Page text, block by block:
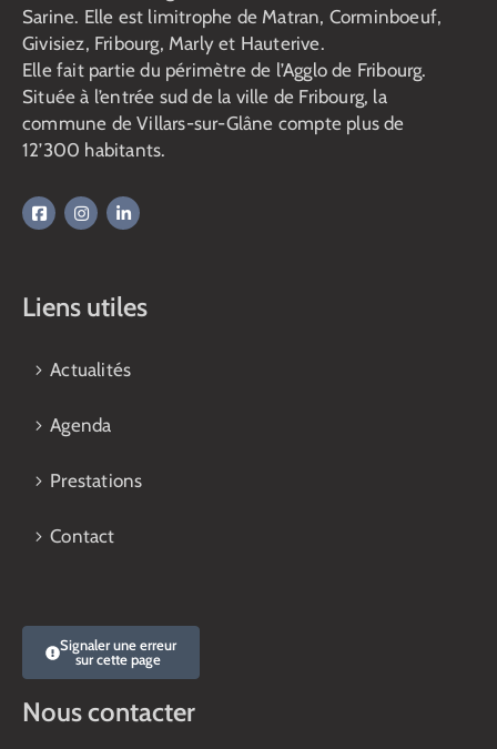
Sarine. Elle est limitrophe de Matran, Corminboeuf,
Givisiez, Fribourg, Marly et Hauterive.
Elle fait partie du périmètre de l’Agglo de Fribourg.
Située à l’entrée sud de la ville de Fribourg, la
commune de Villars-sur-Glâne compte plus de
12’300 habitants.
Liens utiles
Actualités
Agenda
Prestations
Contact
Signaler une erreur
sur cette page
Nous contacter